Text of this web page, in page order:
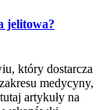
jelitowa?
który dostarcza
medycyny,
artykuły na